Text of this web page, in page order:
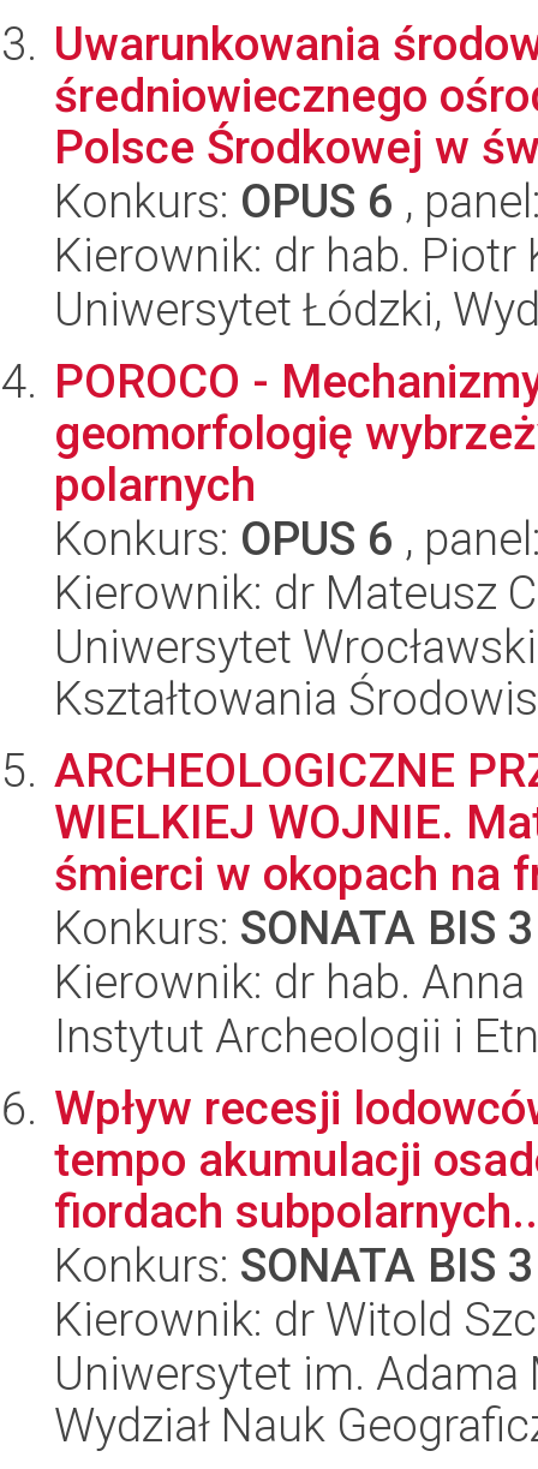
Uwarunkowania
średniowiecznego
Polsce Środkowej w
Konkurs: OPUS 6 ,
Kierownik: dr hab. Piotr
Uniwersytet Łódzki,
POROCO -
geomorfologię
polarnych
Konkurs: OPUS 6 ,
Kierownik: dr Mateusz
Uniwersytet
Kształtowania
ARCHEOLOGICZNE
WIELKIEJ WOJNIE.
śmierci w okopach na
Konkurs: SONATA BIS 3
Kierownik: dr hab.
Instytut Archeologii i
Wpływ recesji
tempo akumulacji
fiordach
Konkurs: SONATA BIS 3
Kierownik: dr Witold
Uniwersytet im.
Wydział Nauk